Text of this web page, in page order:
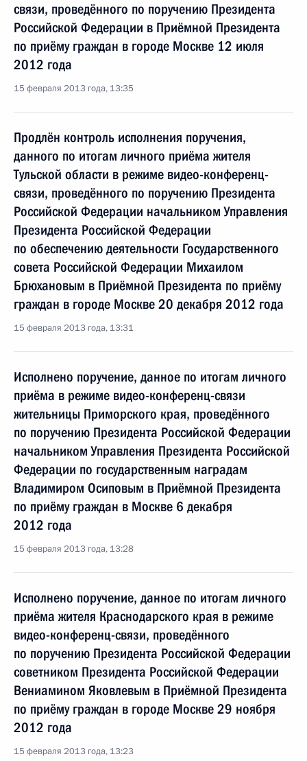
связи, проведённого по поручению Президента
Российской Федерации в Приёмной Президента
по приёму граждан в городе Москве 12 июля
2012 года
15 февраля 2013 года, 13:35
Продлён контроль исполнения поручения,
данного по итогам личного приёма жителя
Тульской области в режиме видео-конференц-
связи, проведённого по поручению Президента
Российской Федерации начальником Управления
Президента Российской Федерации
по обеспечению деятельности Государственного
совета Российской Федерации Михаилом
Брюхановым в Приёмной Президента по приёму
граждан в городе Москве 20 декабря 2012 года
15 февраля 2013 года, 13:31
Исполнено поручение, данное по итогам личного
приёма в режиме видео-конференц-связи
жительницы Приморского края, проведённого
по поручению Президента Российской Федерации
начальником Управления Президента Российской
Федерации по государственным наградам
Владимиром Осиповым в Приёмной Президента
по приёму граждан в Москве 6 декабря
2012 года
15 февраля 2013 года, 13:28
Исполнено поручение, данное по итогам личного
приёма жителя Краснодарского края в режиме
видео-конференц-связи, проведённого
по поручению Президента Российской Федерации
советником Президента Российской Федерации
Вениамином Яковлевым в Приёмной Президента
по приёму граждан в городе Москве 29 ноября
2012 года
15 февраля 2013 года, 13:23